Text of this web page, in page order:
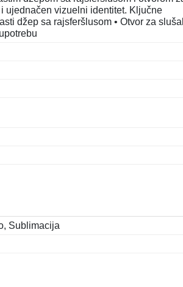
ujednačen vizuelni identitet. Ključne
džep sa rajsferšlusom • Otvor za
Sublimacija